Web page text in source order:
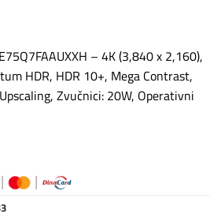
– 4K (3,840 x 2,160),
HDR, HDR 10+, Mega Contrast,
Zvučnici: 20W, Operativni